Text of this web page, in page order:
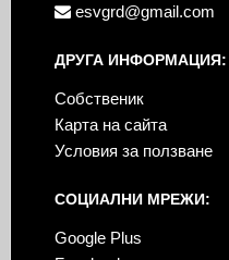
esvgrd@gmail.com
ДРУГА ИНФОРМАЦИЯ:
Собственик
Карта на сайта
Условия за ползване
СОЦИАЛНИ МРЕЖИ:
Google Plus